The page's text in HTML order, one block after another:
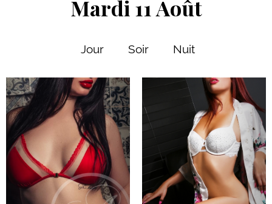
28 ans
5' 7"
Français
170 lbs
Bleus
Mardi 11 Août
Jour Soir Nuit